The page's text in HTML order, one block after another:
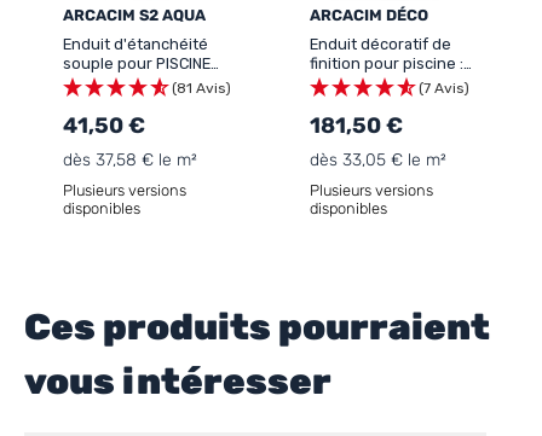
ARCACIM S2 AQUA
Enduit d'étanchéité
souple pour PISCINE
HORS SOL , CUVE ,
CITERNE , CHATEAU D'EAU
(ACS) - ARCACIM S2
AQUA
(81 Avis)
41,50 €
dès 37,58 € le m²
Plusieurs versions
disponibles
ARCACIM DÉCO
Enduit décoratif de
finition pour piscine :
ARCACIM Déco(7 Avis)
181,50 €
dès 33,05 € le m²
Plusieurs versions
disponibles
Ces produits pourraient
vous intéresser